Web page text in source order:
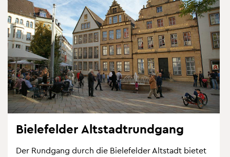
Bie­le­fel­der Alt­stadt­rund­gang
Der Rund­gang durch die Bie­le­fel­der Alt­stadt bie­tet